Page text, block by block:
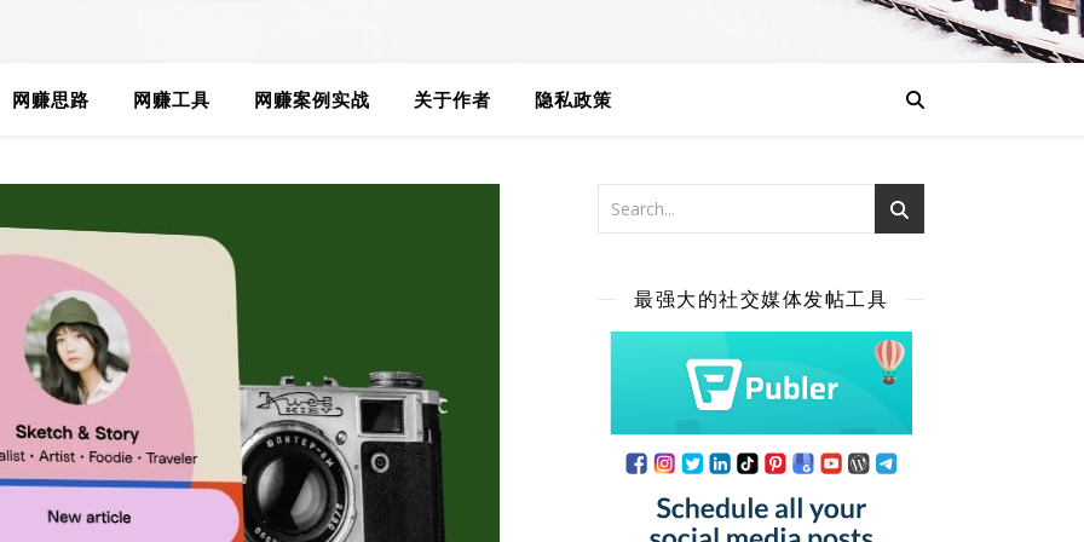
网赚思路 网赚工具 网赚案例实战 关于作者 隐私政策
最强大的社交媒体发帖工具